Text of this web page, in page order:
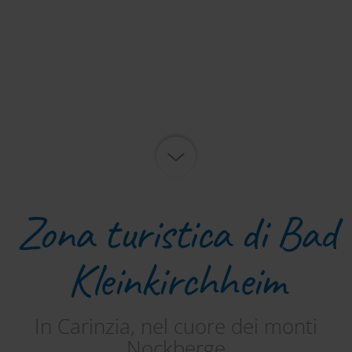
Zona turistica di Bad
Kleinkirchheim
In Carinzia, nel cuore dei monti